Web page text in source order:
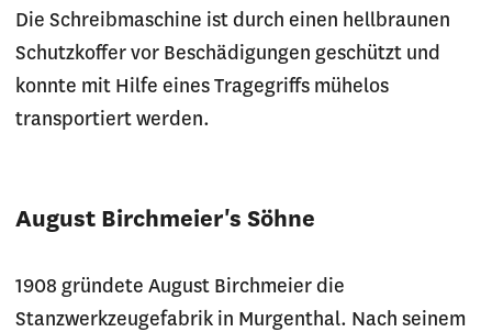
Die Schreibmaschine ist durch einen hellbraunen
Schutzkoffer vor Beschädigungen geschützt und
konnte mit Hilfe eines Tragegriffs mühelos
transportiert werden.
August Birchmeier's Söhne
1908 gründete August Birchmeier die
Stanzwerkzeugefabrik in Murgenthal. Nach seinem